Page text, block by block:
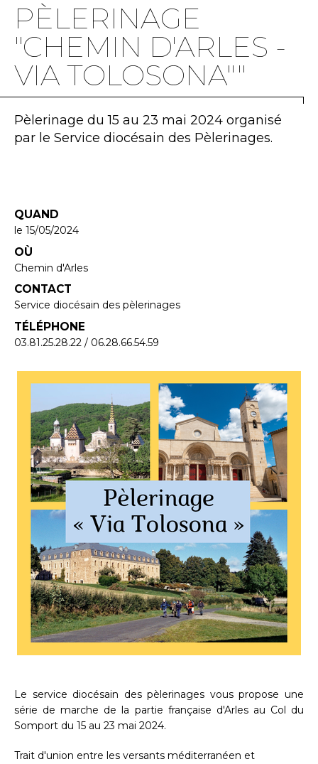
PÈLERINAGE
"CHEMIN D'ARLES -
VIA TOLOSONA""
Pèlerinage du 15 au 23 mai 2024 organisé
par le Service diocésain des Pèlerinages.
QUAND
le 15/05/2024
OÙ
Chemin d'Arles
CONTACT
Service diocésain des pèlerinages
TÉLÉPHONE
03.81.25.28.22 / 06.28.66.54.59
Le service diocésain des pèlerinages vous propose une
série de marche de la partie française d'Arles au Col du
Somport du 15 au 23 mai 2024.
Trait d'union entre les versants méditerranéen et